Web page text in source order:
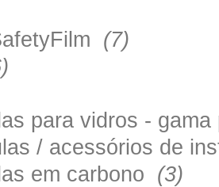
(7)
para vidros -
/ acessórios de
em carbono (3)